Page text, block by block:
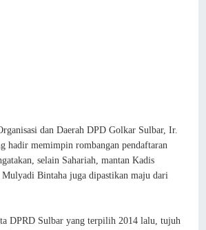
dan Daerah DPD Golkar Sulbar, Ir.
hadir memimpin rombangan pendaftaran
selain Sahariah, mantan Kadis
Bintaha juga dipastikan maju dari
DPRD Sulbar yang terpilih 2014 lalu, tujuh